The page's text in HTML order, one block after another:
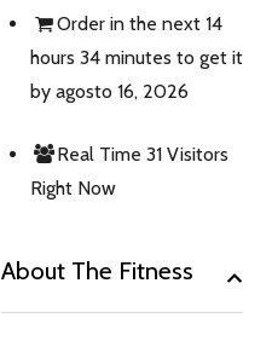
Order in the next14
hours 34 minutes to get it
by agosto 16, 2026
Real Time31 Visitors
Right Now
About The Fitness